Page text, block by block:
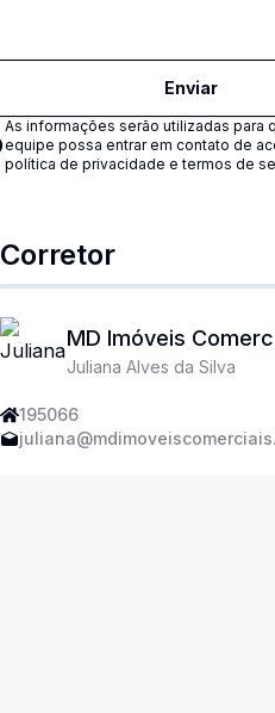
Enviar
As informações serão utilizadas para
equipe possa entrar em contato de
política de privacidade e termos de
Corretor
MD Imóveis
Industriais
Juliana Alves da Silva
195066